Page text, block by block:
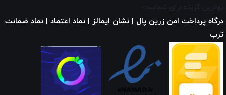
بهترین گزینه برای شماست.
درگاه پرداخت امن زرین پال | نشان ایمالز | نماد اعتماد | نماد ضمانت
ترب